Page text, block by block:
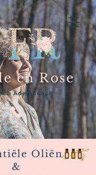
en Rose
Ademcoach
Oliën
&